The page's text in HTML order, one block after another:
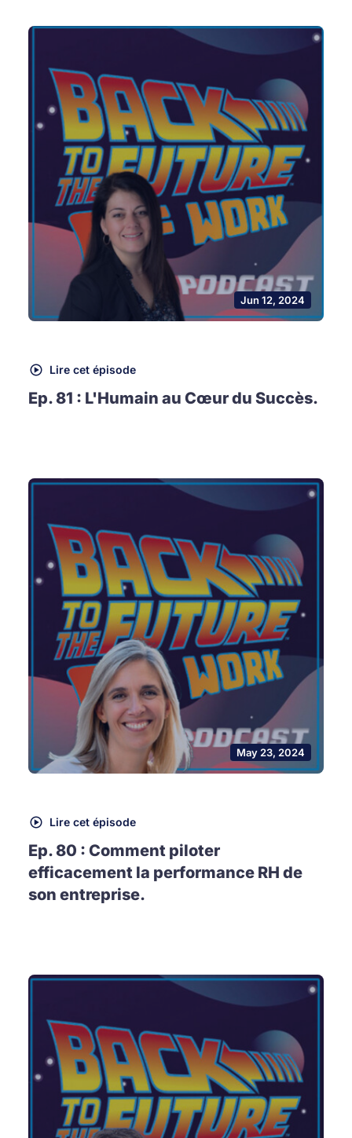
Jun 12, 2024
Lire cet épisode
Ep. 81 : L'Humain au Cœur du Succès.
May 23, 2024
Lire cet épisode
Ep. 80 : Comment piloter
efficacement la performance RH de
son entreprise.